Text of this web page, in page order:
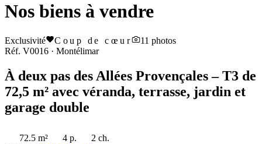
Nos biens à vendre
Exclusivité Coup de cœur 11 photos
Réf. V0016 · Montélimar
À deux pas des Allées Provençales – T3 de
72,5 m² avec véranda, terrasse, jardin et
garage double
72.5 m² 4 p.
2 ch.